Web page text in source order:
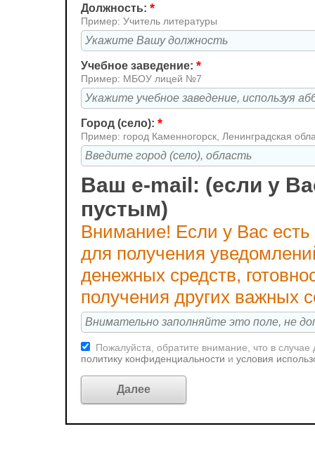
Должность: *
Пример: Учитель литературы
Учебное заведение: *
Пример: МБОУ лицей №7
Город (село): *
Пример: город Каменногорск, Ленинградская
Ваш e-mail: (если у
пустым)
Внимание! Если у Вас
для получения
денежных средств,
получения других важных
Пожалуйста, обратите внимание, что в
политику конфиденциальности и условия